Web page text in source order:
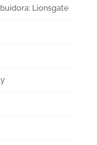
Lionsgate